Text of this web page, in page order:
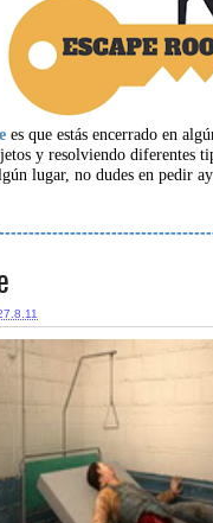
es que estás encerrado en
y resolviendo diferentes
lugar, no dudes en pedir